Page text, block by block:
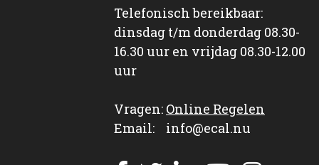
Telefonisch bereikbaar:
dinsdag t/m donderdag 08.30-
16.30 uur en vrijdag 08.30-12.00
uur
Vragen: Online Regelen
Email: info@ecal.nu